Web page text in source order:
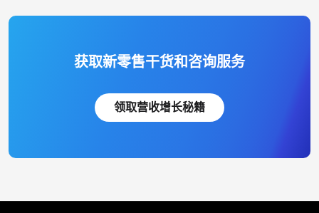
获取新零售干货和咨询服务
领取营收增长秘籍